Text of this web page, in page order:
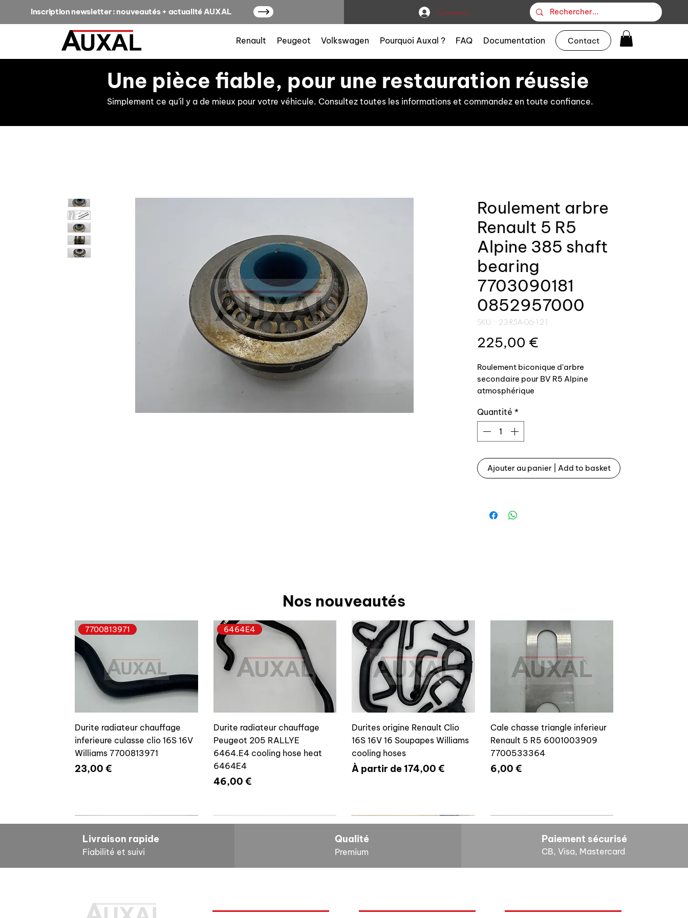
Inscription newsletter : nouveautés + actualité AUXAL Connexion
Renault Peugeot Volkswagen Pourquoi Auxal ? FAQ Documentation Contact
Une pièce fiable, pour une restauration réussie
Simplement ce qu’il y a de mieux pour votre véhicule. Consultez toutes les informations et commandez en toute confiance.
Roulement arbre
Renault 5 R5
Alpine 385 shaft
bearing
7703090181
0852957000
SKU : 23-R5A-06-121
225,00 €
Roulement biconique d'arbre
secondaire pour BV R5 Alpine
atmosphérique
Pour type BV : 385 (R5 Alpine)
Référence origine: 7703090181 /
Secondary shaft bearing for Renault
For gearbox type 385 (R5 Alpine
atmospheric)
Quantité *
Ajouter au panier | Add to basket
Nos nouveautés
7700813971
Durite radiateur chauffage
inferieure culasse clio 16S 16V
Williams 7700813971
Prix
23,00 €
6464E4
Durite radiateur chauffage
Peugeot 205 RALLYE
6464.E4 cooling hose heat
6464E4
Prix
46,00 €
Durites origine Renault Clio
16S 16V 16 Soupapes Williams
cooling hoses
À partir de174,00 €
Prix promotionnel
Cale chasse triangle inferieur
Renault 5 R5 6001003909
7700533364
Prix
6,00 €
7700804635 7700804636 6464E4
Livraison rapide
Fiabilité et suivi
Qualité
Premium
Paiement sécurisé
CB, Visa, Mastercard